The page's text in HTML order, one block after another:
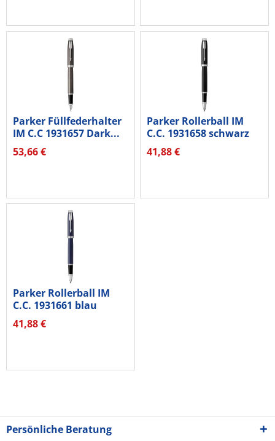
Parker Füllfederhalter
IM C.C 1931657 Dark...
53,66 €
Parker Rollerball IM
C.C. 1931658 schwarz
41,88 €
Parker Rollerball IM
C.C. 1931661 blau
41,88 €
Persönliche Beratung